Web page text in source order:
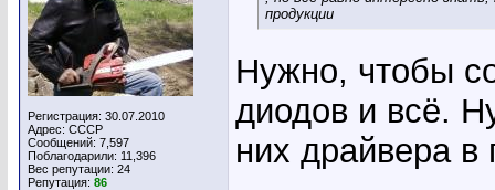
Регистрация: 30.07.2010
Адрес: СССР
Сообщений: 7,597
Поблагодарили: 11,396
Вес репутации: 24
Репутация: 86
продукции
Нужно, чтобы
диодов и всё.
них драйвера в